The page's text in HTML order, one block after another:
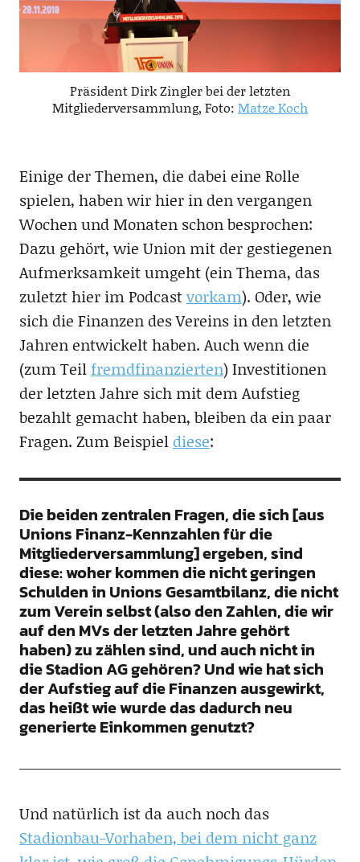
Präsident Dirk Zingler bei der letzten
Mitgliederversammlung, Foto: Matze Koch
Einige der Themen, die dabei eine Rolle
spielen, haben wir hier in den vergangen
Wochen und Monaten schon besprochen:
Dazu gehört, wie Union mit der gestiegenen
Aufmerksamkeit umgeht (ein Thema, das
zuletzt hier im Podcastvorkam). Oder, wie
sich die Finanzen des Vereins in den letzten
Jahren entwickelt haben. Auch wenn die
(zum Teil fremdfinanzierten) Investitionen
der letzten Jahre sich mit dem Aufstieg
bezahlt gemacht haben, bleiben da ein paar
Fragen. Zum Beispiel diese:
Die beiden zentralen Fragen, die sich [aus
Unions Finanz-Kennzahlen für die
Mitgliederversammlung] ergeben, sind
diese: woher kommen die nicht geringen
Schulden in Unions Gesamtbilanz, die nicht
zum Verein selbst (also den Zahlen, die wir
auf den MVs der letzten Jahre gehört
haben) zu zählen sind, und auch nicht in
die Stadion AG gehören? Und wie hat sich
der Aufstieg auf die Finanzen ausgewirkt,
das heißt wie wurde das dadurch neu
generierte Einkommen genutzt?
Und natürlich ist da auch noch das
Stadionbau-Vorhaben, bei dem nicht ganz